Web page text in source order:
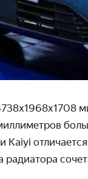
х1968х1708
Kaiyi отличается
радиатора